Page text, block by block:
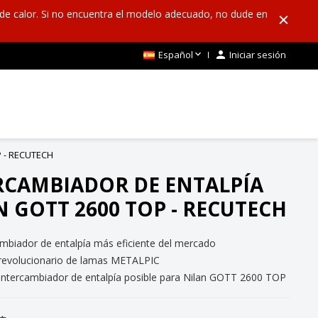
calor. Si no encuentra el modelo adecuado, no dude en
Español  Iniciar sesión
DE ENTALPÍA
GOTT 2600 TOP - RECUTECH
de entalpía más eficiente del mercado
de lamas METALPIC
de entalpía posible para Nilan GOTT 2600 TOP